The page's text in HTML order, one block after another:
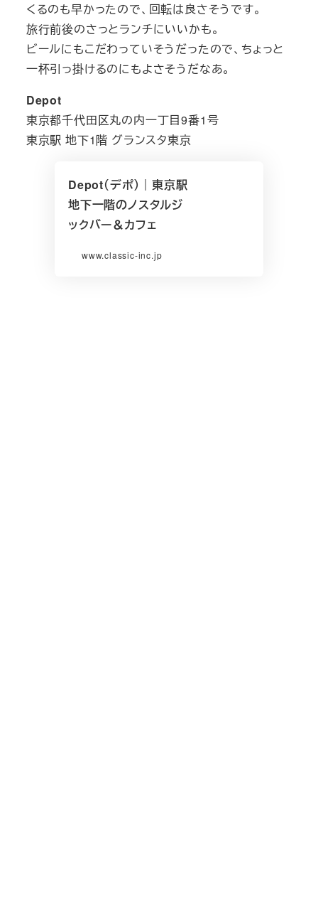
くるのも早かったので、回転は良さそうです。
旅行前後のさっとランチにいいかも。
ビールにもこだわっていそうだったので、ちょっと
一杯引っ掛けるのにもよさそうだなあ。
Depot
東京都千代田区丸の内一丁目9番1号
東京駅 地下1階 グランスタ東京
Depot（デポ）｜東京駅
地下一階のノスタルジ
ックバー＆カフェ
www.classic-inc.jp